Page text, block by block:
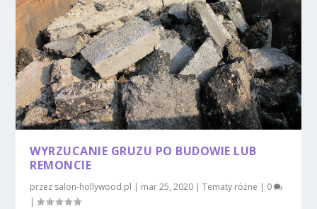
WYRZUCANIE GRUZU PO BUDOWIE LUB
REMONCIE
przez salon-hollywood.pl | mar 25, 2020 |Tematy różne | 0
|